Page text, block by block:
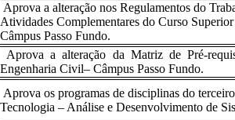
Aprova a alteração nos Regulamentos do
Atividades Complementares do Curso
Câmpus Passo Fundo.
Aprova a alteração da Matriz de Pré-
Engenharia Civil– Câmpus Passo Fundo.
Aprova os programas de disciplinas do
Tecnologia – Análise e Desenvolvimento de